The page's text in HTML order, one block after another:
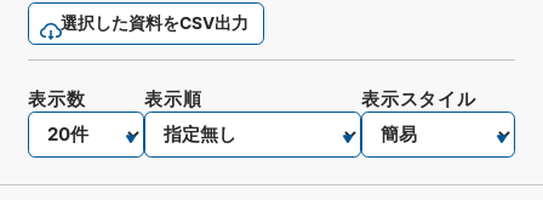
選択した資料をCSV出力
表示数 表示順 表示スタイル